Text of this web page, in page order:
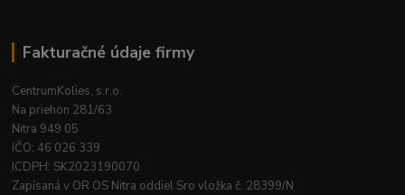
Fakturačné údaje firmy
CentrumKolies, s.r.o.
Na priehon 281/63
Nitra 949 05
IČO: 46 026 339
ICDPH: SK2023190070
Zapísaná v OR OS Nitra oddiel Sro vložka č. 28399/N